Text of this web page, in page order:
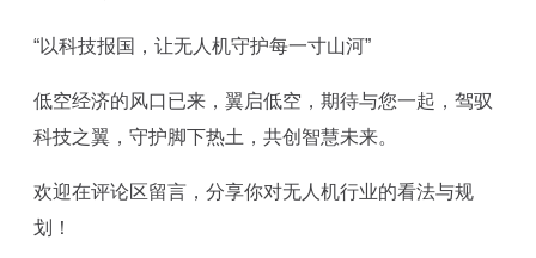
“以科技报国，让无人机守护每一寸山河”‌
低空经济的风口已来，翼启低空，期待与您一起，驾驭
科技之翼，守护脚下热土，共创智慧未来。
欢迎在评论区留言，分享你对无人机行业的看法与规
划！